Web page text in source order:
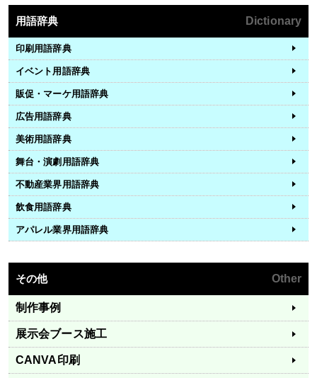
用語辞典 Dictionary
印刷用語辞典
イベント用語辞典
販促・マーケ用語辞典
広告用語辞典
美術用語辞典
舞台・演劇用語辞典
不動産業界用語辞典
飲食用語辞典
アパレル業界用語辞典
その他 Other
制作事例
展示会ブース施工
CANVA印刷